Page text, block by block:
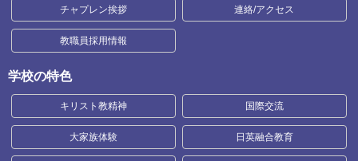
チャプレン挨拶 連絡/アクセス
教職員採用情報
学校の特色
キリスト教精神 国際交流
大家族体験 日英融合教育